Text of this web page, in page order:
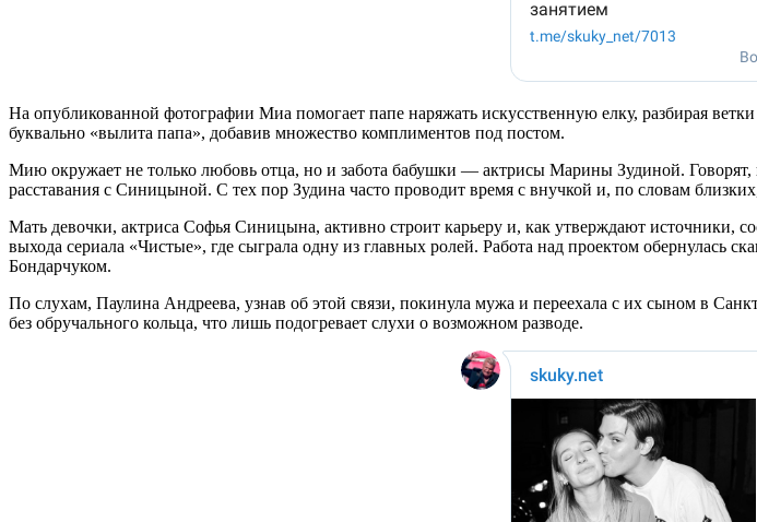
На опубликованной фотографии Миа помогает папе наряжать искусственную елку, разбирая
буквально «вылита папа», добавив множество комплиментов под постом.
Мию окружает не только любовь отца, но и забота бабушки — актрисы Марины Зудиной. Говорят,
расставания с Синицыной. С тех пор Зудина часто проводит время с внучкой и, по словам
Мать девочки, актриса Софья Синицына, активно строит карьеру и, как утверждают источники,
выхода сериала «Чистые», где сыграла одну из главных ролей. Работа над проектом
Бондарчуком.
По слухам, Паулина Андреева, узнав об этой связи, покинула мужа и переехала с их сыном в
без обручального кольца, что лишь подогревает слухи о возможном разводе.